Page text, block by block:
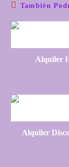
También
Alquiler
Alquiler